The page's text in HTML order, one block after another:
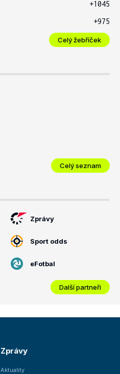
+1045
+975
Celý žebříček
Celý seznam
Zprávy
Sport odds
eFotbal
Další partneři
Zprávy
Aktuality